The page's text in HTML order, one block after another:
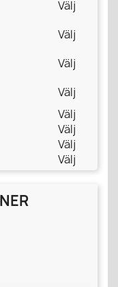
Välj
Välj
Välj
Välj
Välj
Välj
Välj
Välj